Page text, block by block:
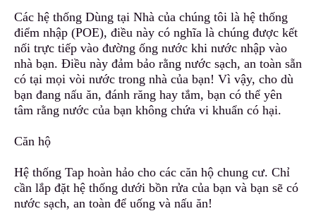
Các hệ thống Dùng tại Nhà của chúng tôi là hệ thống
điểm nhập (POE), điều này có nghĩa là chúng được kết
nối trực tiếp vào đường ống nước khi nước nhập vào
nhà bạn. Điều này đảm bảo rằng nước sạch, an toàn sẵn
có tại mọi vòi nước trong nhà của bạn! Vì vậy, cho dù
bạn đang nấu ăn, đánh răng hay tắm, bạn có thể yên
tâm rằng nước của bạn không chứa vi khuẩn có hại.
Căn hộ
Hệ thống Tap hoàn hảo cho các căn hộ chung cư. Chỉ
cần lắp đặt hệ thống dưới bồn rửa của bạn và bạn sẽ có
nước sạch, an toàn để uống và nấu ăn!